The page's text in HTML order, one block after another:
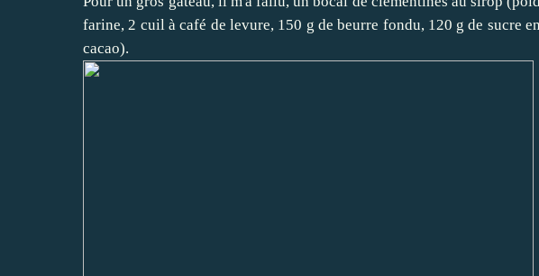
farine, 2 cuil à café de levure, 150 g de beurre fondu, 120 g de sucre
cacao).